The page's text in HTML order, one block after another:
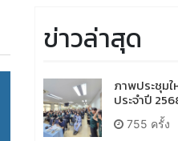
ข่าวล่าสุด
ภาพประชุม
ประจำปี
755 ครั้ง